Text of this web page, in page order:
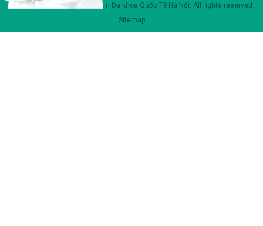
Copyright 2023 © Phòng khám Đa khoa Quốc Tế Hà Nội. All rights reserved
Sitemap